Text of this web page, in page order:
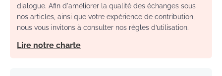
dialogue. Afin d'améliorer la qualité des échanges sous
nos articles, ainsi que votre expérience de contribution,
nous vous invitons à consulter nos règles d’utilisation.
Lire notre charte